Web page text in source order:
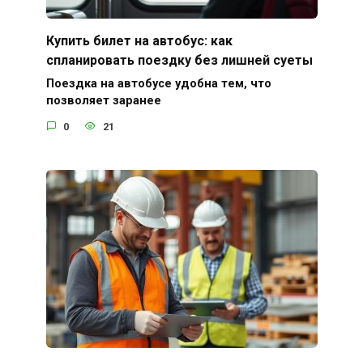
Купить билет на автобус: как
спланировать поездку без лишней суеты
Поездка на автобусе удобна тем, что
позволяет заранее
0 21